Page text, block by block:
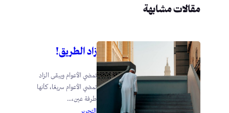
مقالات مشابهة
زاد الطريق!
تمضي الأعوام ويبقى الزاد
تمضي الأعوام سريعًا، كأنها
طرفة عين،...
التحرير